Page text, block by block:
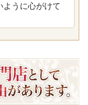
ように心がけて